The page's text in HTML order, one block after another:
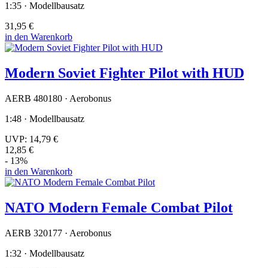
1:35 · Modellbausatz
31,95 €
in den Warenkorb
Modern Soviet Fighter Pilot with HUD
AERB 480180 · Aerobonus
1:48 · Modellbausatz
UVP: 14,79 €
12,85 €
- 13%
in den Warenkorb
NATO Modern Female Combat Pilot
AERB 320177 · Aerobonus
1:32 · Modellbausatz